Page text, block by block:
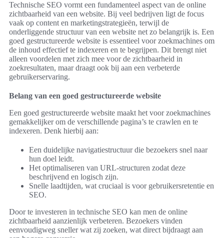
Technische SEO vormt een fundamenteel aspect van de online
zichtbaarheid van een website. Bij veel bedrijven ligt de focus
vaak op content en marketingstrategieën, terwijl de
onderliggende structuur van een website net zo belangrijk is. Een
goed gestructureerde website is essentieel voor zoekmachines om
de inhoud effectief te indexeren en te begrijpen. Dit brengt niet
alleen voordelen met zich mee voor de zichtbaarheid in
zoekresultaten, maar draagt ook bij aan een verbeterde
gebruikerservaring.
Belang van een goed gestructureerde website
Een goed gestructureerde website maakt het voor zoekmachines
gemakkelijker om de verschillende pagina’s te crawlen en te
indexeren. Denk hierbij aan:
Een duidelijke navigatiestructuur die bezoekers snel naar
hun doel leidt.
Het optimaliseren van URL-structuren zodat deze
beschrijvend en logisch zijn.
Snelle laadtijden, wat cruciaal is voor gebruikersretentie en
SEO.
Door te investeren in technische SEO kan men de online
zichtbaarheid aanzienlijk verbeteren. Bezoekers vinden
eenvoudigweg sneller wat zij zoeken, wat direct bijdraagt aan